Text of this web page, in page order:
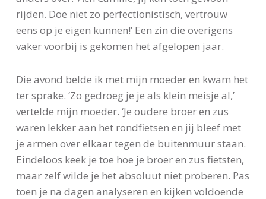
rijden. Doe niet zo perfectionistisch, vertrouw
eens op je eigen kunnen!’ Een zin die overigens
vaker voorbij is gekomen het afgelopen jaar.
Die avond belde ik met mijn moeder en kwam het
ter sprake. ‘Zo gedroeg je je als klein meisje al,’
vertelde mijn moeder. ‘Je oudere broer en zus
waren lekker aan het rondfietsen en jij bleef met
je armen over elkaar tegen de buitenmuur staan.
Eindeloos keek je toe hoe je broer en zus fietsten,
maar zelf wilde je het absoluut niet proberen. Pas
toen je na dagen analyseren en kijken voldoende